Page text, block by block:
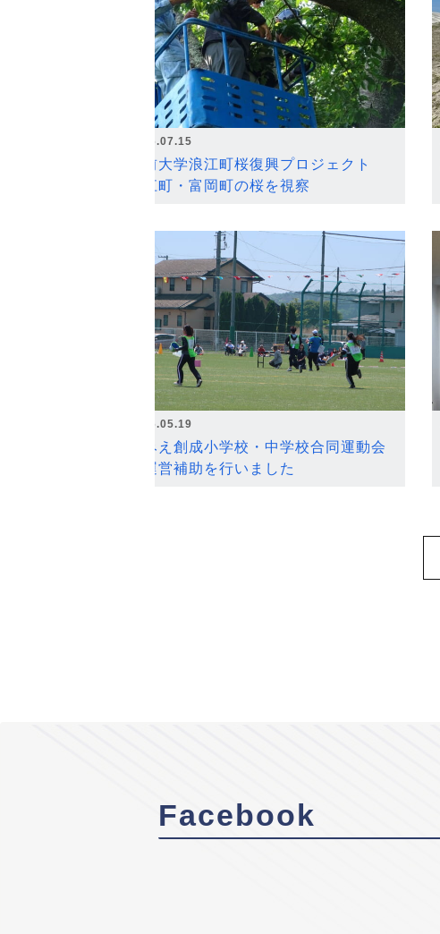
2026.07.15
弘前大学浪江町桜復興プロジェクト
浪江町・富岡町の桜を視察
2026.05.19
なみえ創成小学校・中学校合同運動会
の運営補助を行いました
Facebook